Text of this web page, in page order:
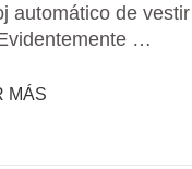
automático de
…
MÁS